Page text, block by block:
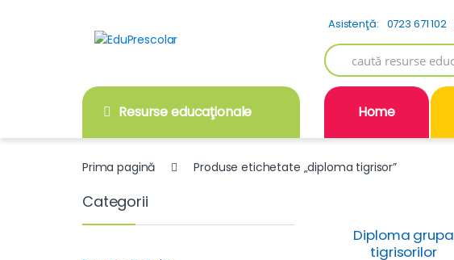
Asistenţă: 0723 671 102
Search
for:
Resurse educaţionale Home
Prima pagină Produse etichetate „diploma tigrisor”
Diploma grupa
tigrisorilor
Categorii